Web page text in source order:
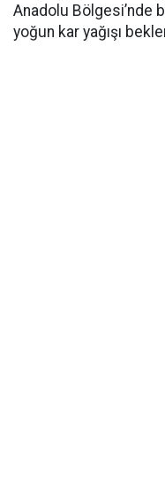
Anadolu Bölgesi’nde
yoğun kar yağışı